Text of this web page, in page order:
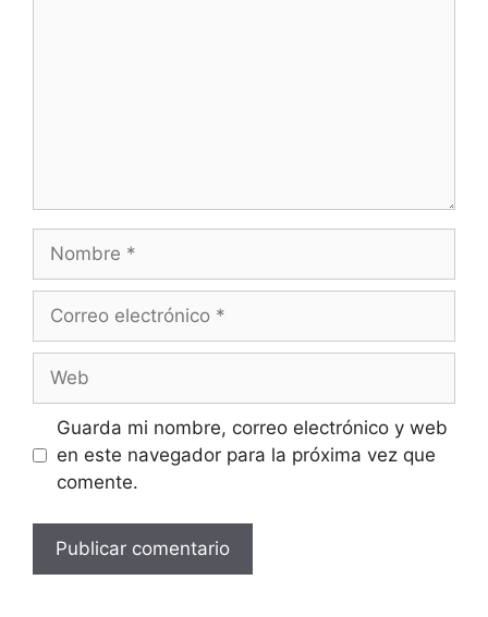
electrónico
Guarda mi nombre, correo electrónico y web
en este navegador para la próxima vez que
comente.